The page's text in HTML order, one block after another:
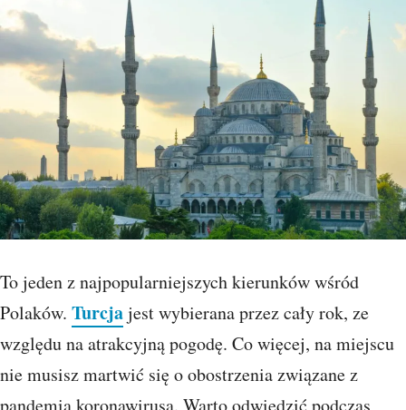
To jeden z najpopularniejszych kierunków wśród
Polaków. Turcjajest wybierana przez cały rok, ze
względu na atrakcyjną pogodę. Co więcej, na miejscu
nie musisz martwić się o obostrzenia związane z